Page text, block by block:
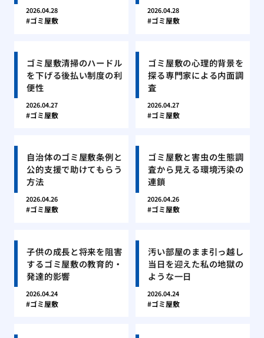
2026.04.28
ゴミ屋敷
2026.04.28
ゴミ屋敷
ゴミ屋敷清掃のハードル
を下げる後払い制度の利
便性
2026.04.27
ゴミ屋敷
ゴミ屋敷の心理的背景を
探る専門家による内面調
査
2026.04.27
ゴミ屋敷
自治体のゴミ屋敷条例と
公的支援で助けてもらう
方法
2026.04.26
ゴミ屋敷
ゴミ屋敷と害虫の生態調
査から見える環境汚染の
連鎖
2026.04.26
ゴミ屋敷
子供の成長と将来を阻害
するゴミ屋敷の教育的・
発達的影響
2026.04.24
ゴミ屋敷
汚い部屋のまま引っ越し
当日を迎えた私の地獄の
ような一日
2026.04.24
ゴミ屋敷